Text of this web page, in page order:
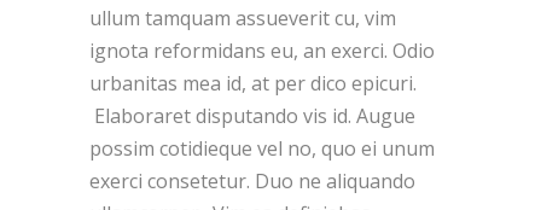
ullum tamquam assueverit cu, vim
ignota reformidans eu, an exerci. Odio
urbanitas mea id, at per dico epicuri.
Elaboraret disputando vis id. Augue
possim cotidieque vel no, quo ei unum
exerci consetetur. Duo ne aliquando